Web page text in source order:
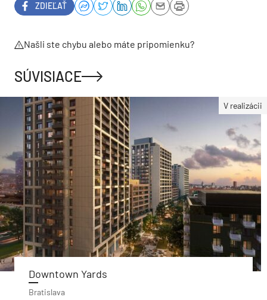
ZDIEĽAŤ
Našli ste chybu alebo máte pripomienku?
SÚVISIACE
V realizácii
Downtown Yards
Bratislava